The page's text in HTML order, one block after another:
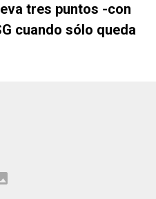
tres puntos -con
cuando sólo queda